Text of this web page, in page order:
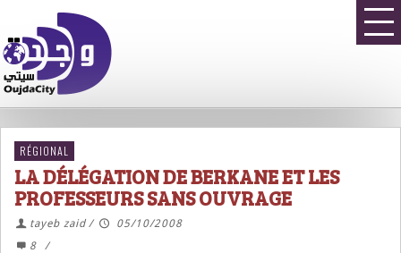
RÉGIONAL
LA DÉLÉGATION DE BERKANE ET LES
PROFESSEURS SANS OUVRAGE
tayeb zaid /
05/10/2008
8
/